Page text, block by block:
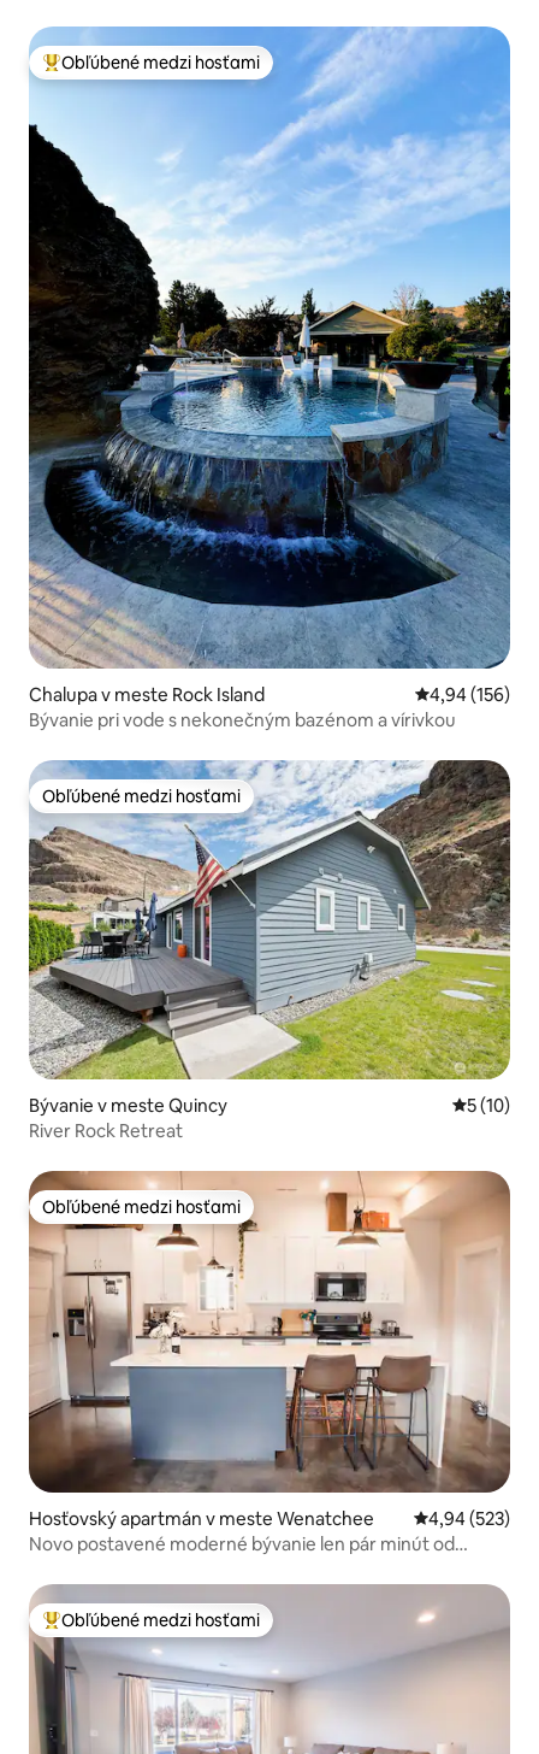
Najobľúbenejšie medzi hosťami
Obľúbené medzi hosťami
Chalupa v meste Rock Island Priemerné
4,94 (156)
Bývanie pri vode s nekonečným bazénom a vírivkou
Obľúbené medzi hosťami
Obľúbené medzi hosťami
Bývanie v meste Quincy
5 (10)
River Rock Retreat
Obľúbené medzi hosťami
Obľúbené medzi hosťami
Hosťovský apartmán v meste Wenatchee Priemerné
4,94 (523)
Novo postavené moderné bývanie len pár minút od
Najobľúbenejšie medzi hosťami
Obľúbené medzi hosťami